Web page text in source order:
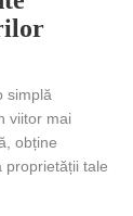
simplă
viitor mai
obține
proprietății tale